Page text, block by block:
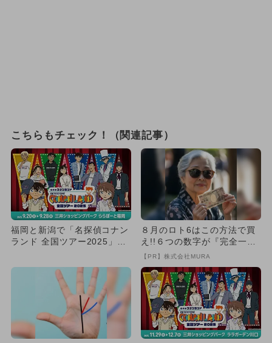
こちらもチェック！（関連記事）
福岡と新潟で「名探偵コナン
ランド 全国ツアー2025」開
８月のロト6はこの方法で買
え!!６つの数字が『完全一
致』する方法
【PR】株式会社MURA